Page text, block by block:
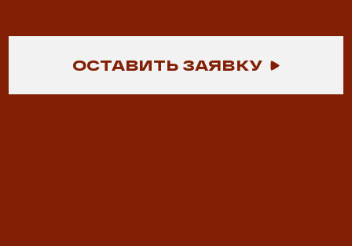
ОСТАВИТЬ ЗАЯВКУ